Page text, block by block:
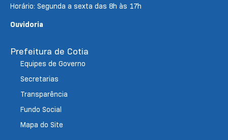
Horário: Segunda a sexta das 8h às 17h
Ouvidoria
Prefeitura de Cotia
Equipes de Governo
Secretarias
Transparência
Fundo Social
Mapa do Site